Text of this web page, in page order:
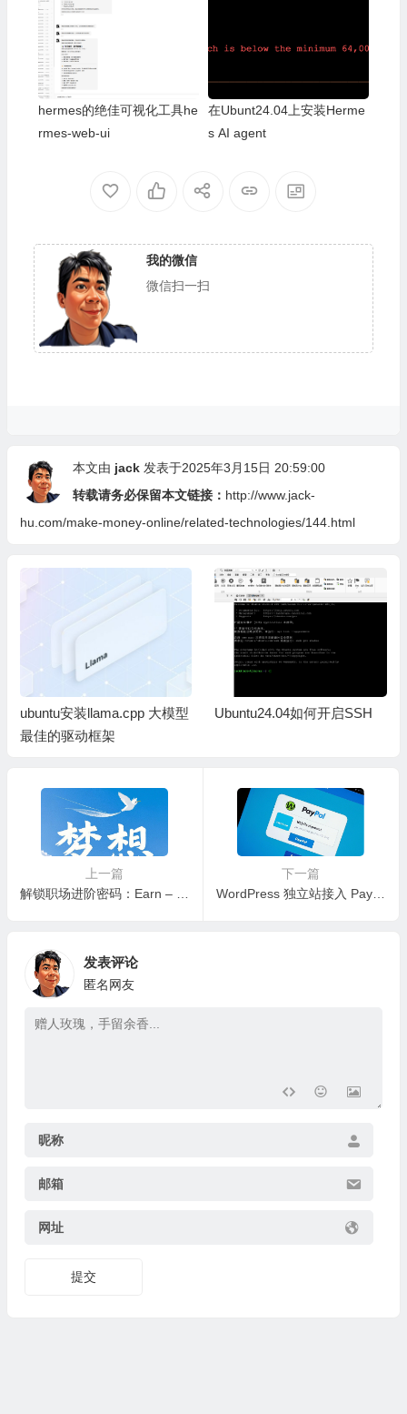
能造成应用异常。
hermes的绝佳可视化工具he
rmes-web-ui
在Ubunt24.04上安装Herme
s AI agent
我的微信
微信扫一扫
本文由 jack 发表于2025年3月15日 20:59:00
转载请务必保留本文链接： http://www.jack-
hu.com/make-money-online/related-technologies/144.html
ubuntu安装llama.cpp 大模型
最佳的驱动框架
Ubuntu24.04如何开启SSH
上一篇
解锁职场进阶密码：Earn – Learn – Quit 法则实践指南
下一篇
WordPress 独立站接入 PayPal 的详细步骤
发表评论
匿名网友
昵称
邮箱
网址
提交